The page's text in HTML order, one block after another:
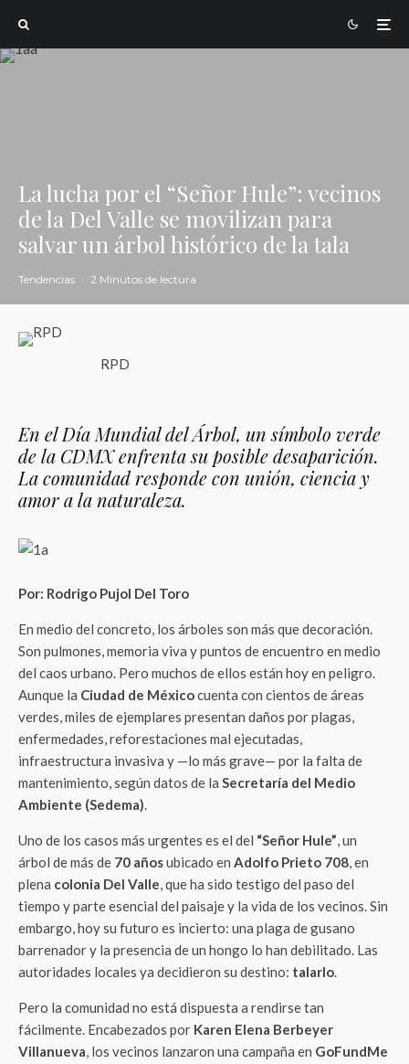
La lucha por el “Señor Hule”: vecinos
de la Del Valle se movilizan para
salvar un árbol histórico de la tala
Tendencias · 2 Minutos de lectura
RPD
En el Día Mundial del Árbol, un símbolo verde
de la CDMX enfrenta su posible desaparición.
La comunidad responde con unión, ciencia y
amor a la naturaleza.
Por: Rodrigo Pujol Del Toro
En medio del concreto, los árboles son más que decoración.
Son pulmones, memoria viva y puntos de encuentro en medio
del caos urbano. Pero muchos de ellos están hoy en peligro.
Aunque la Ciudad de Méxicocuenta con cientos de áreas
verdes, miles de ejemplares presentan daños por plagas,
enfermedades, reforestaciones mal ejecutadas,
infraestructura invasiva y —lo más grave— por la falta de
mantenimiento, según datos de la Secretaría del Medio
Ambiente (Sedema).
Uno de los casos más urgentes es el del “Señor Hule”, un
árbol de más de 70 añosubicado en Adolfo Prieto 708, en
plena colonia Del Valle, que ha sido testigo del paso del
tiempo y parte esencial del paisaje y la vida de los vecinos. Sin
embargo, hoy su futuro es incierto: una plaga de gusano
barrenador y la presencia de un hongo lo han debilitado. Las
autoridades locales ya decidieron su destino: talarlo.
Pero la comunidad no está dispuesta a rendirse tan
fácilmente. Encabezados por Karen Elena Berbeyer
Villanueva, los vecinos lanzaron una campaña en GoFundMe